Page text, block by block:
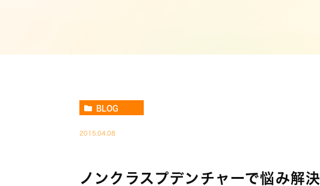
BLOG
2015.04.08
ノンクラスプデンチャーで悩み解決